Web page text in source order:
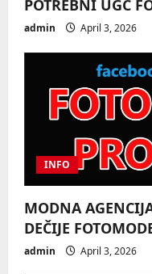
o
n
POTREBNI UGC
admin April 3, 2026
INFO
MODNA
DEČIJE
admin April 3, 2026